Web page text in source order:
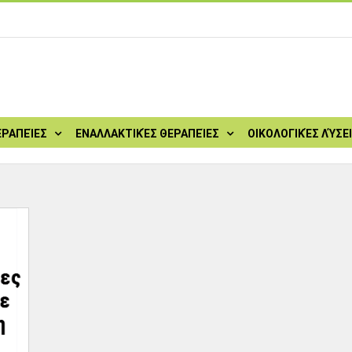
ΕΝΑΛΛΑΚΤΙΚΈΣ ΘΕΡΑΠΕΊΕΣ ΟΙΚΟΛΟΓΙΚΈΣ